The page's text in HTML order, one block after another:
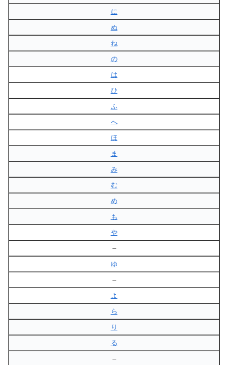
に
ぬ
ね
の
は
ひ
ふ
へ
ほ
ま
み
む
め
も
や
–
ゆ
–
よ
ら
り
る
–